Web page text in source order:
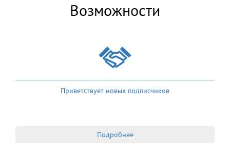
Возможности
Приветствует новых подписчиков
Подробнее